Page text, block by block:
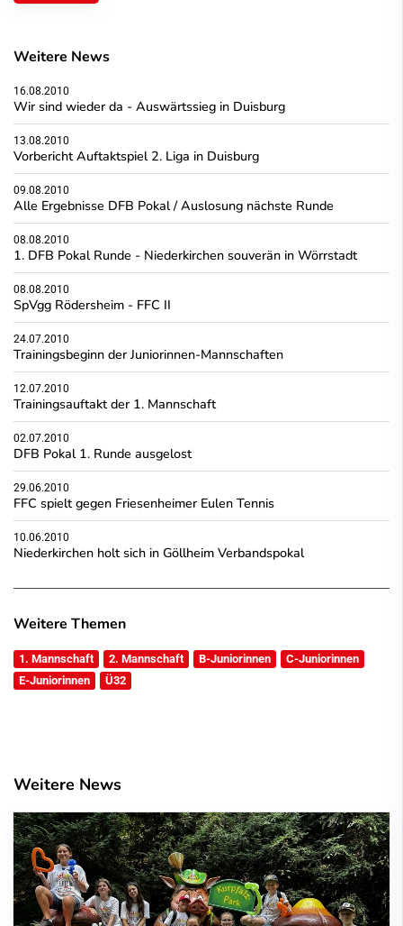
Weitere News
16.08.2010
Wir sind wieder da - Auswärtssieg in Duisburg
13.08.2010
Vorbericht Auftaktspiel 2. Liga in Duisburg
09.08.2010
Alle Ergebnisse DFB Pokal / Auslosung nächste Runde
08.08.2010
1. DFB Pokal Runde - Niederkirchen souverän in Wörrstadt
08.08.2010
SpVgg Rödersheim - FFC II
24.07.2010
Trainingsbeginn der Juniorinnen-Mannschaften
12.07.2010
Trainingsauftakt der 1. Mannschaft
02.07.2010
DFB Pokal 1. Runde ausgelost
29.06.2010
FFC spielt gegen Friesenheimer Eulen Tennis
10.06.2010
Niederkirchen holt sich in Göllheim Verbandspokal
Weitere Themen
1. Mannschaft 2. Mannschaft B-Juniorinnen
C-Juniorinnen
E-Juniorinnen
Ü32
Weitere News